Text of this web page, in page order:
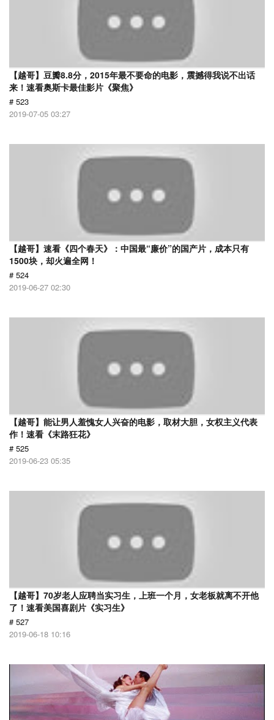
【越哥】豆瓣8.8分，2015年最不要命的电影，震撼得我说不出话
来！速看奥斯卡最佳影片《聚焦》
# 523
2019-07-05 03:27
【越哥】速看《四个春天》：中国最“廉价”的国产片，成本只有
1500块，却火遍全网！
# 524
2019-06-27 02:30
【越哥】能让男人羞愧女人兴奋的电影，取材大胆，女权主义代表
作！速看《末路狂花》
# 525
2019-06-23 05:35
【越哥】70岁老人应聘当实习生，上班一个月，女老板就离不开他
了！速看美国喜剧片《实习生》
# 527
2019-06-18 10:16